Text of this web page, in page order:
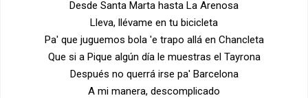
Desde Santa Marta hasta La Arenosa
Lleva, llévame en tu bicicleta
Pa' que juguemos bola 'e trapo allá en Chancleta
Que si a Pique algún día le muestras el Tayrona
Después no querrá irse pa' Barcelona
A mi manera, descomplicado